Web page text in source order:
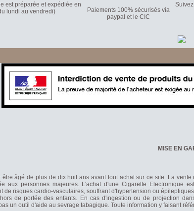
est préparée et expédiée en
lundi au vendredi)
Paiements 100% sécurisés via
paypal et le CIC
MISE EN
être âgé de plus de dix huit ans avant tout achat sur ce site. La
aux personnes majeures. L'achat d'une Cigarette Electronique
de risques cardio-vasculaires, souffrant d'hypertension ou
de portée des enfants. En cas d'ingestion ou de projection
un outil d'aide au sevrage tabagique. Toute information y faisant